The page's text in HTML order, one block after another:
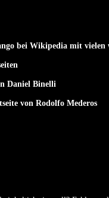
bei Wikipedia mit vielen
Daniel Binelli
von Rodolfo Mederos